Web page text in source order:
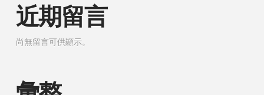
近期留言
尚無留言可供顯示。